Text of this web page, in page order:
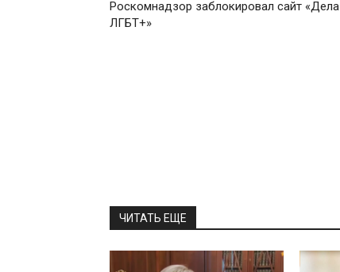
Роскомнадзор заблокировал сайт «Дела
ЛГБТ+»
ЧИТАТЬ ЕЩЕ